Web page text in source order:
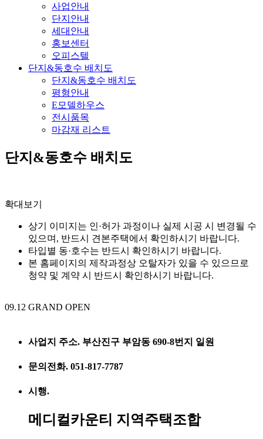
사업안내
단지안내
세대안내
홍보센터
오피스텔
단지&동호수 배치도
단지&동호수 배치도
평형안내
E모델하우스
전시품목
마감재 리스트
단지&동호수 배치도
확대보기
상기 이미지는 인·허가 과정이나 실제 시공 시 변경될 수
있으며, 반드시 견본주택에서 확인하시기 바랍니다.
타입별 동·호수는 반드시 확인하시기 바랍니다.
본 홈페이지의 제작과정상 오탈자가 있을 수 있으므로
청약 및 계약 시 반드시 확인하시기 바랍니다.
09.12 GRAND OPEN
사업지 주소. 부산진구 부암동 690-8번지 일원
문의전화. 051-817-7787
시행.
메디컬카운티 지역주택조합